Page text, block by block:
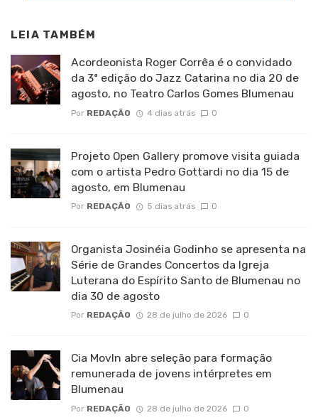
LEIA TAMBÉM
Acordeonista Roger Corrêa é o convidado
da 3ª edição do Jazz Catarina no dia 20 de
agosto, no Teatro Carlos Gomes Blumenau
Por REDAÇÃO 4 dias atrás 0
Projeto Open Gallery promove visita guiada
com o artista Pedro Gottardi no dia 15 de
agosto, em Blumenau
Por REDAÇÃO 5 dias atrás 0
Organista Josinéia Godinho se apresenta na
Série de Grandes Concertos da Igreja
Luterana do Espírito Santo de Blumenau no
dia 30 de agosto
Por REDAÇÃO 28 de julho de 2026 0
Cia MovIn abre seleção para formação
remunerada de jovens intérpretes em
Blumenau
Por REDAÇÃO 28 de julho de 2026 0